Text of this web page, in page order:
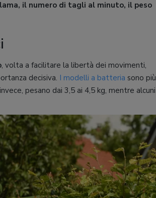
il numero di tagli al minuto, il peso
, volta a facilitare la libertà dei movimenti,
decisiva. I modelli a batteria sono più
pesano dai 3,5 ai 4,5 kg, mentre alcuni